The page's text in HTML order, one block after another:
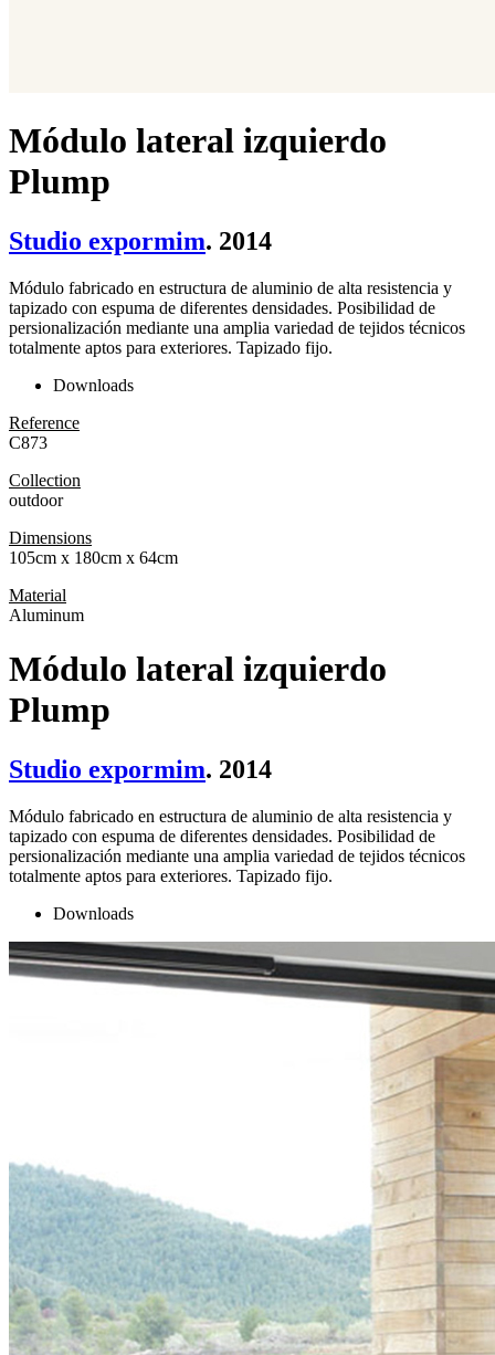
Módulo lateral izquierdo
Plump
Studio expormim. 2014
Módulo fabricado en estructura de aluminio de alta resistencia y
tapizado con espuma de diferentes densidades. Posibilidad de
persionalización mediante una amplia variedad de tejidos técnicos
totalmente aptos para exteriores. Tapizado fijo.
Downloads
Reference
C873
Collection
outdoor
Dimensions
105cm x 180cm x 64cm
Material
Aluminum
Módulo lateral izquierdo
Plump
Studio expormim. 2014
Módulo fabricado en estructura de aluminio de alta resistencia y
tapizado con espuma de diferentes densidades. Posibilidad de
persionalización mediante una amplia variedad de tejidos técnicos
totalmente aptos para exteriores. Tapizado fijo.
Downloads